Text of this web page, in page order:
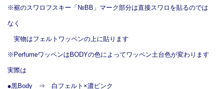
※裾のスワロフスキー「№BB」マーク部分は直接スワロを貼るのでは
なく
実物はフェルトワッペンの上に貼ります
※PerfumeワッペンはBODYの色によってワッペン土台色が変わります
実際は
●黒Body ⇒ 白フェルト×濃ピンク